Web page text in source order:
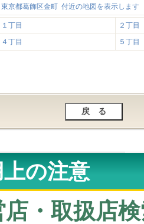
東京都葛飾区金町 付近の地図を表示します
１丁目
２丁目
４丁目
５丁目
の注意
店・取扱店